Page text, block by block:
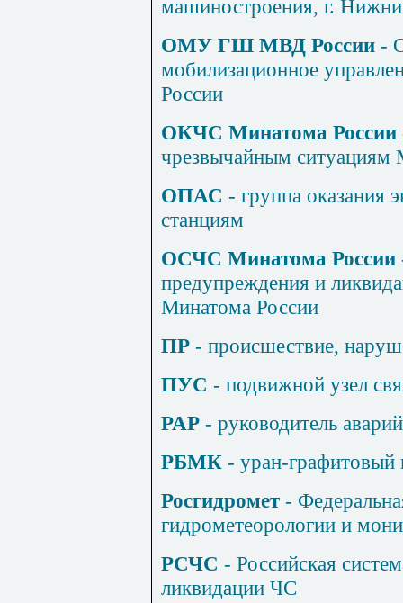
машиностроения, г.
ОМУ ГШ МВД России -
мобилизационное
России
ОКЧС Минатома России
чрезвычайным ситуациям
ОПАС - группа оказания
станциям
ОСЧС Минатома России
предупреждения и
Минатома России
ПР - происшествие,
ПУС - подвижной узел
PAP - руководитель
РБМК - уран-графитовый
Росгидромет -
гидрометеорологии и
РСЧС - Российская
ликвидации ЧС